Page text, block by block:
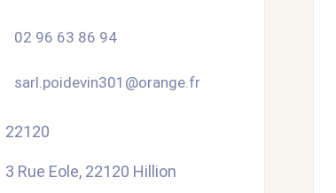
02 96 63 86 94
sarl.poidevin301@orange.fr
22120
3 Rue Eole, 22120 Hillion